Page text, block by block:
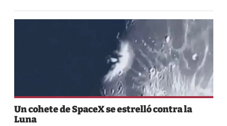
Un cohete de SpaceX se estrelló contra la
Luna